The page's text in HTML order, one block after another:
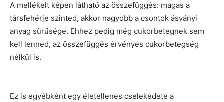
A mellékelt képen látható az összefüggés: magas a
társfehérje szinted, akkor nagyobb a csontok ásványi
anyag sűrűsége. Ehhez pedig még cukorbetegnek sem
kell lenned, az összefüggés érvényes cukorbetegség
nélkül is.
Ez is egyébként egy életellenes cselekedete a